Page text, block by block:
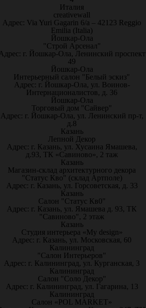
Италия
creativewall
Адрес: Via Yuri Gagarin 6/a – 42123 Reggio
Emilia (Italia)
Йошкар-Ола
"Строй Арсенал"
г. Йошкар-Ола, Ленинский проспект
49
Йошкар-Ола
Интерьерный салон "Белый эскиз"
Адрес: г. Йошкар-Ола, ул. Воинов-
Интернационалистов, д. 36
Йошкар-Ола
Торговый дом "Сайвер"
Адрес: г. Йошкар-Ола, ул. Ленинский пр-т,
д.8
Казань
Лепной Декор
Адрес: г. Казань, ул. Хусаина Ямашева,
д.93, ТК «Савиново», 2 таж
Казань
Магазин-склад архитектурного декора
"Статус Кво" (склад Артполе)
Адрес: г. Казань, ул. Горсоветская, д. 33
Казань
Салон "Статус Кв0"
Адрес: г. Казань, ул. Ямашева д. 93, ТК
"Савиново", 2 этаж
Казань
Студия интерьера «My design»
Адрес: г. Казань, ул. Московская, 60
Калининград
"Салон Интерьеров"
Адрес: г. Калининград, ул. Курганская, 3
Калининград
Салон "Соло Декор"
Адрес: г. Калининград, ул. Гагарина, 13
Калининград
Салон «POL MARKET»